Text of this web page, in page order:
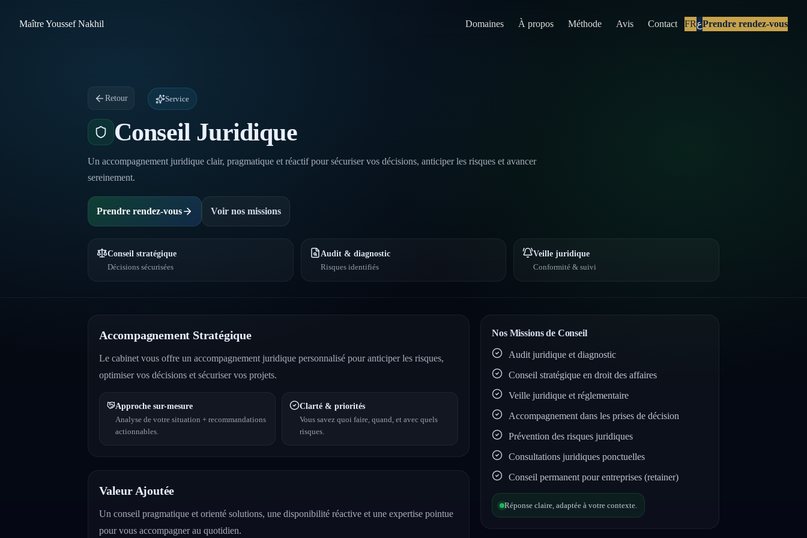
Maître Youssef Nakhil Domaines À propos Méthode Avis Contact FRعPrendre rendez-vous
Retour Service
Conseil Juridique
Un accompagnement juridique clair, pragmatique et réactif pour sécuriser vos décisions, anticiper les risques et avancer
sereinement.
Prendre rendez-vous Voir nos missions
Conseil stratégique
Décisions sécurisées
Audit & diagnostic
Risques identifiés
Veille juridique
Conformité & suivi
Accompagnement Stratégique
Le cabinet vous offre un accompagnement juridique personnalisé pour anticiper les risques,
optimiser vos décisions et sécuriser vos projets.
Approche sur-mesure
Analyse de votre situation + recommandations
actionnables.
Clarté & priorités
Vous savez quoi faire, quand, et avec quels
risques.
Valeur Ajoutée
Un conseil pragmatique et orienté solutions, une disponibilité réactive et une expertise pointue
pour vous accompagner au quotidien.
Nos Missions de Conseil
Audit juridique et diagnostic
Conseil stratégique en droit des affaires
Veille juridique et réglementaire
Accompagnement dans les prises de décision
Prévention des risques juridiques
Consultations juridiques ponctuelles
Conseil permanent pour entreprises (retainer)
Réponse claire, adaptée à votre contexte.